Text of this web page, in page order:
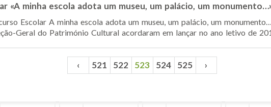
«A minha escola adota um museu, um palácio, um
Escolar A minha escola adota um museu, um palácio, um
Geral do Património Cultural acordaram em lançar no ano letivo de
‹ 521 522 523 524 525 ›